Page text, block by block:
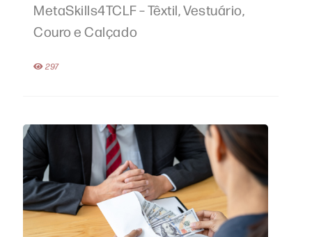
MetaSkills4TCLF – Têxtil, Vestuário,
Couro e Calçado
297